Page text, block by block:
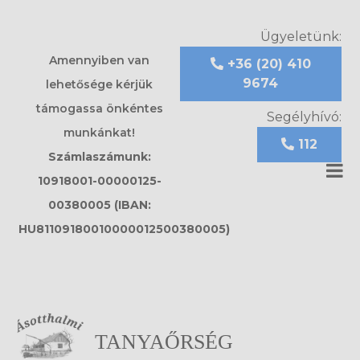
Amennyiben van
lehetősége kérjük
támogassa önkéntes
munkánkat!
Számlaszámunk:
10918001-00000125-
00380005 (IBAN:
HU81109180010000012500380005)
Ügyeletünk:
+36 (20) 410
9674
Segélyhívó:
112
TANYAŐRSÉG